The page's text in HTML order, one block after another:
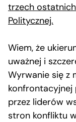
trzech
Politycznej.
Wiem, że
uważnej i
Wyrwanie się z
przez liderów
stron konfliktu